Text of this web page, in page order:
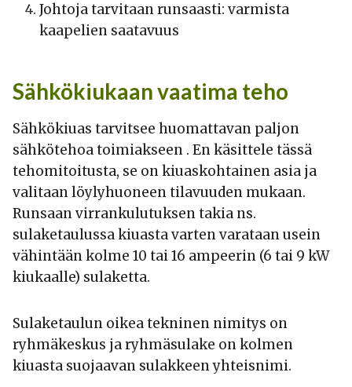
Johtoja tarvitaan runsaasti: varmista
kaapelien saatavuus
Sähkökiukaan vaatima teho
Sähkökiuas tarvitsee huomattavan paljon
sähkötehoa toimiakseen . En käsittele tässä
tehomitoitusta, se on kiuaskohtainen asia ja
valitaan löylyhuoneen tilavuuden mukaan.
Runsaan virrankulutuksen takia ns.
sulaketaulussa kiuasta varten varataan usein
vähintään kolme 10 tai 16 ampeerin (6 tai 9 kW
kiukaalle) sulaketta.
Sulaketaulun oikea tekninen nimitys on
ryhmäkeskus ja ryhmäsulake on kolmen
kiuasta suojaavan sulakkeen yhteisnimi.